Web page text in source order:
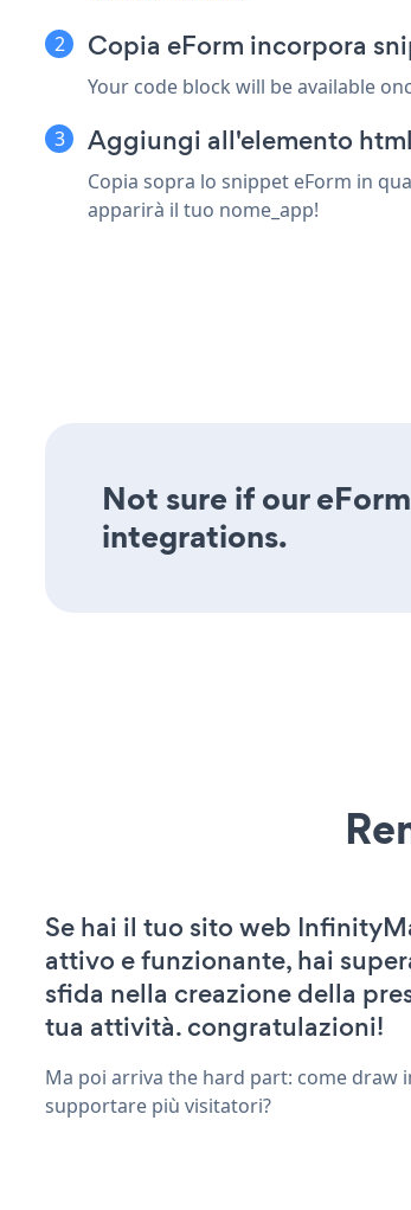
Copia eForm incorpora
Your code block will be available
Aggiungi all'elemento
Copia sopra lo snippet eForm in
apparirà il tuo nome_app!
Not sure if our
integrations.
Se hai il tuo sito web
attivo e funzionante, hai
sfida nella creazione della
tua attività. congratulazioni!
Ma poi arriva the hard part: come draw
supportare più visitatori?